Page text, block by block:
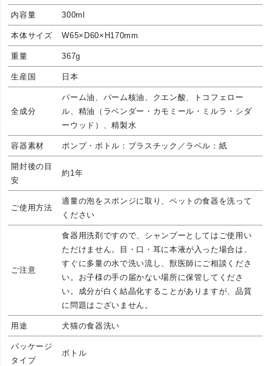
内容量 300ml
本体サイズ W65×D60×H170mm
重量 367g
生産国 日本
全成分
パーム油、パーム核油、クエン酸、トコフェロー
ル、精油（ラベンダー・カモミール・ミルラ・シダ
ーウッド）、精製水
容器素材 ポンプ・ボトル：プラスチック／ラベル：紙
開封後の目
安
約1年
ご使用方法
適量の泡をスポンジに取り、ペットの食器を洗って
ください
ご注意
食器用洗剤ですので、シャンプーとしてはご使用い
ただけません。目・口・耳に本液が入った場合は、
すぐに多量の水で洗い流し、獣医師にご相談くださ
い。お子様の手の届かない場所に保管してくださ
い。成分が白く結晶化することがありますが、品質
に問題はございません。
用途 犬猫の食器洗い
パッケージ
タイプ
ボトル